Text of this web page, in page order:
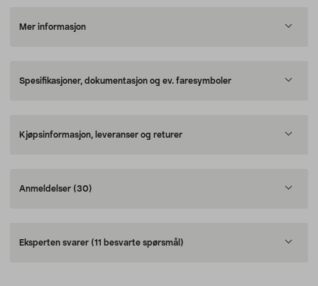
Mer informasjon
Spesifikasjoner, dokumentasjon og ev. faresymboler
Kjøpsinformasjon, leveranser og returer
Anmeldelser (30)
Eksperten svarer (11 besvarte spørsmål)